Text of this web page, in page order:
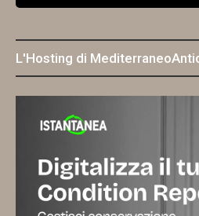
L'Hosting di